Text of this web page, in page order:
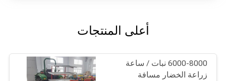
أعلى المنتجات
6000-8000 نبات / ساعة
زراعة الخضار مسافة